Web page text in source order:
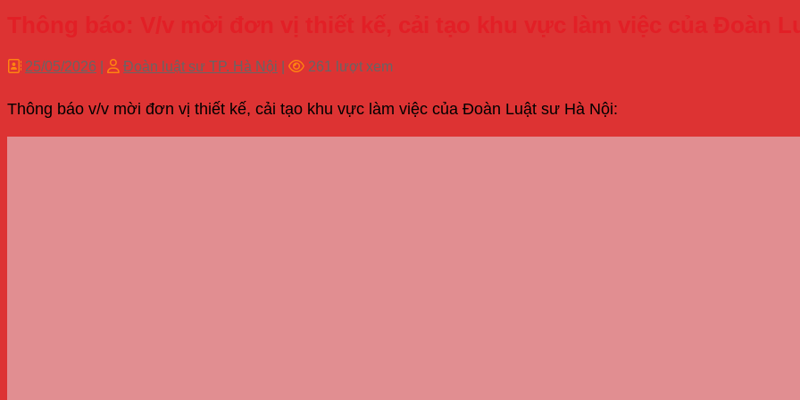
25/05/2026 Đoàn luật sư TP. Hà Nội 261 lượt xem
Thông báo v/v mời đơn vị thiết kế, cải tạo khu vực làm việc của Đoàn Luật sư Hà Nội: